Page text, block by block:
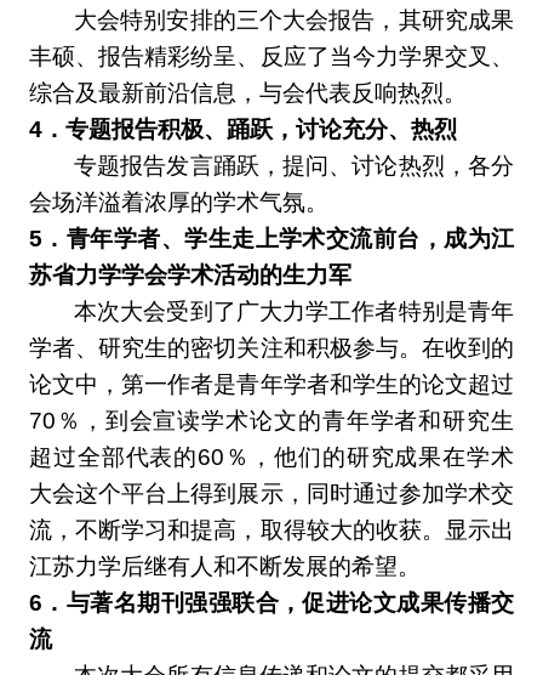
大会特别安排的三个大会报告，其研究成果
丰硕、报告精彩纷呈、反应了当今力学界交叉、
综合及最新前沿信息，与会代表反响热烈。
4．专题报告积极、踊跃，讨论充分、热烈
专题报告发言踊跃，提问、讨论热烈，各分
会场洋溢着浓厚的学术气氛。
5 ．青年学者、学生走上学术交流前台，成为江
苏省力学学会学术活动的生力军
本次大会受到了广大力学工作者特别是青年
学者、研究生的密切关注和积极参与。在收到的
论文中，第一作者是青年学者和学生的论文超过
70％，到会宣读学术论文的青年学者和研究生
超过全部代表的60％，他们的研究成果在学术
大会这个平台上得到展示，同时通过参加学术交
流，不断学习和提高，取得较大的收获。显示出
江苏力学后继有人和不断发展的希望。
6 ．与著名期刊强强联合，促进论文成果传播交
流